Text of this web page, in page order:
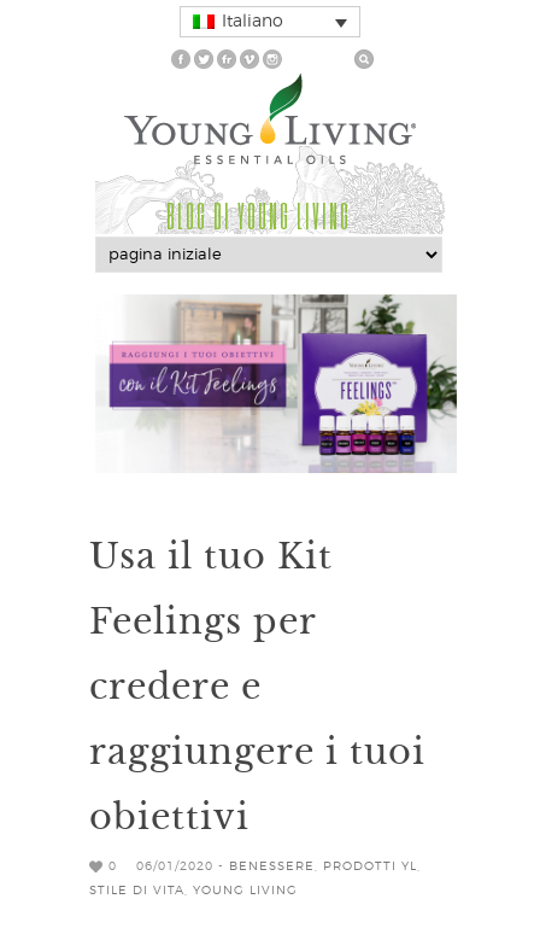
Italiano
BLOG DI YOUNG LIVING
Usa il tuo Kit
Feelings per
credere e
raggiungere i tuoi
obiettivi
0 06/01/2020 - BENESSERE PRODOTTI YL
STILE DI VITA
YOUNG LIVING